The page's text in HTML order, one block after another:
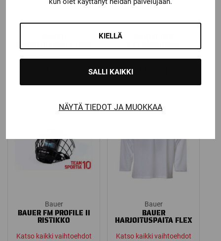
KIELLÄ
SALLI KAIKKI
NÄYTÄ TIEDOT JA MUOKKAA
Katso kaikki vaihtoehdot
Bauer
BAUER FM PROFILE II
RISTIKKO
Katso kaikki vaihtoehdot
Bauer
BAUER
HARJOITUSPAITA FLEX
Katso kaikki vaihtoehdot